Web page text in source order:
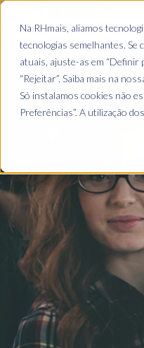
Na RHmais, aliamos
tecnologias semelhantes. Se
atuais, ajuste-as em “Definir
“Rejeitar”. Saiba mais na
Só instalamos cookies não
Preferências”. A utilização